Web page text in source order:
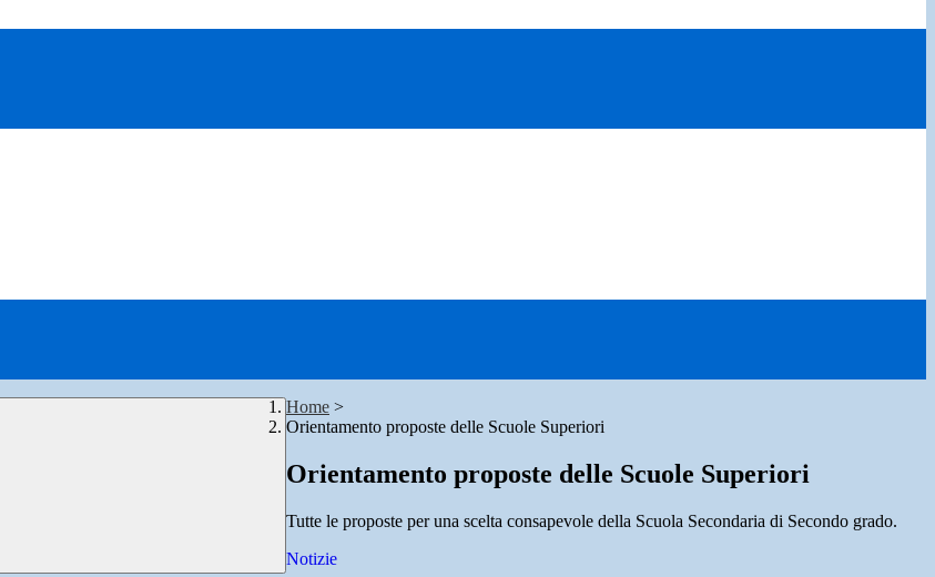
Home >
Orientamento proposte delle Scuole Superiori
Orientamento proposte delle Scuole Superiori
Tutte le proposte per una scelta consapevole della Scuola Secondaria di Secondo grado.
Notizie